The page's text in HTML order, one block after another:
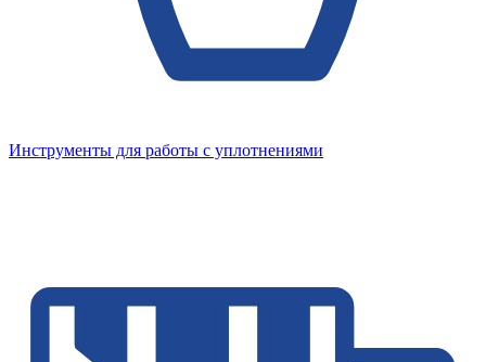
Инструменты для работы с уплотнениями